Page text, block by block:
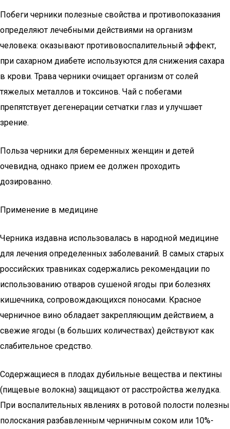
Побеги черники полезные свойства и противопоказания
определяют лечебными действиями на организм
человека: оказывают противовоспалительный эффект,
при сахарном диабете используются для снижения сахара
в крови. Трава черники очищает организм от солей
тяжелых металлов и токсинов. Чай с побегами
препятствует дегенерации сетчатки глаз и улучшает
зрение.
Польза черники для беременных женщин и детей
очевидна, однако прием ее должен проходить
дозированно.
Применение в медицине
Черника издавна использовалась в народной медицине
для лечения определенных заболеваний. В самых старых
российских травниках содержались рекомендации по
использованию отваров сушеной ягоды при болезнях
кишечника, сопровождающихся поносами. Красное
черничное вино обладает закрепляющим действием, а
свежие ягоды (в больших количествах) действуют как
слабительное средство.
Содержащиеся в плодах дубильные вещества и пектины
(пищевые волокна) защищают от расстройства желудка.
При воспалительных явлениях в ротовой полости полезны
полоскания разбавленным черничным соком или 10%-